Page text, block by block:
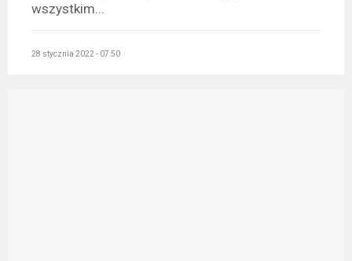
wszystkim...
28 stycznia 2022 - 07:50